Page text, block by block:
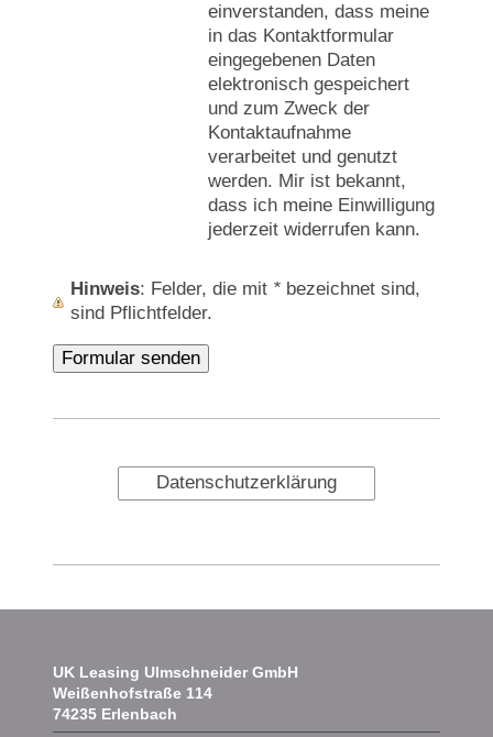
einverstanden, dass meine
in das Kontaktformular
eingegebenen Daten
elektronisch gespeichert
und zum Zweck der
Kontaktaufnahme
verarbeitet und genutzt
werden. Mir ist bekannt,
dass ich meine Einwilligung
jederzeit widerrufen kann.
Hinweis : Felder, die mit * bezeichnet sind,
sind Pflichtfelder.
Datenschutzerklärung
UK Leasing Ulmschneider GmbH
Weißenhofstraße 114
74235 Erlenbach